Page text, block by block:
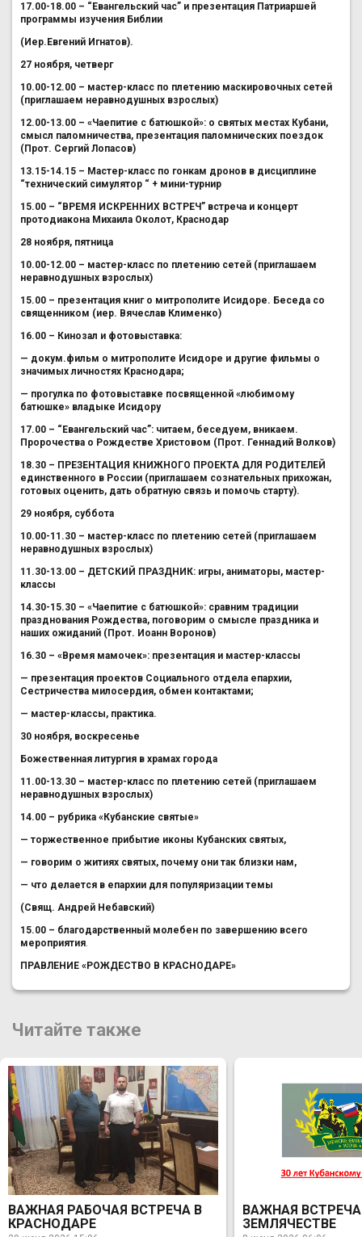
17.00-18.00 – “Евангельский час” и презентация Патриаршей
программы изучения Библии
(Иер.Евгений Игнатов).
27 ноября, четверг
10.00-12.00 – мастер-класс по плетению маскировочных сетей
(приглашаем неравнодушных взрослых)
12.00-13.00 – «Чаепитие с батюшкой»: о святых местах Кубани,
смысл паломничества, презентация паломнических поездок
(Прот. Сергий Лопасов)
13.15-14.15 – Мастер-класс по гонкам дронов в дисциплине
“технический симулятор “ + мини-турнир
15.00 – “ВРЕМЯ ИСКРЕННИХ ВСТРЕЧ” встреча и концерт
протодиакона Михаила Околот, Краснодар
28 ноября, пятница
10.00-12.00 – мастер-класс по плетению сетей (приглашаем
неравнодушных взрослых)
15.00 – презентация книг о митрополите Исидоре. Беседа со
священником (иер. Вячеслав Клименко)
16.00 – Кинозал и фотовыставка:
— докум.фильм о митрополите Исидоре и другие фильмы о
значимых личностях Краснодара;
— прогулка по фотовыставке посвященной «любимому
батюшке» владыке Исидору
17.00 – “Евангельский час”: читаем, беседуем, вникаем.
Пророчества о Рождестве Христовом (Прот. Геннадий Волков)
18.30 – ПРЕЗЕНТАЦИЯ КНИЖНОГО ПРОЕКТА ДЛЯ РОДИТЕЛЕЙ
единственного в России (приглашаем сознательных прихожан,
готовых оценить, дать обратную связь и помочь старту).
29 ноября, суббота
10.00-11.30 – мастер-класс по плетению сетей (приглашаем
неравнодушных взрослых)
11.30-13.00 – ДЕТСКИЙ ПРАЗДНИК: игры, аниматоры, мастер-
классы
14.30-15.30 – «Чаепитие с батюшкой»: сравним традиции
празднования Рождества, поговорим о смысле праздника и
наших ожиданий (Прот. Иоанн Воронов)
16.30 – «Время мамочек»: презентация и мастер-классы
— презентация проектов Социального отдела епархии,
Сестричества милосердия, обмен контактами;
— мастер-классы, практика.
30 ноября, воскресенье
Божественная литургия в храмах города
11.00-13.30 – мастер-класс по плетению сетей (приглашаем
неравнодушных взрослых)
14.00 – рубрика «Кубанские святые»
— торжественное прибытие иконы Кубанских святых,
— говорим о житиях святых, почему они так близки нам,
— что делается в епархии для популяризации темы
(Свящ. Андрей Небавский)
15.00 – благодарственный молебен по завершению всего
мероприятия.
ПРАВЛЕНИЕ «РОЖДЕСТВО В КРАСНОДАРЕ»
Читайте также
ВАЖНАЯ РАБОЧАЯ ВСТРЕЧА В
КРАСНОДАРЕ
ВАЖНАЯ
ЗЕМЛЯЧЕСТВЕ